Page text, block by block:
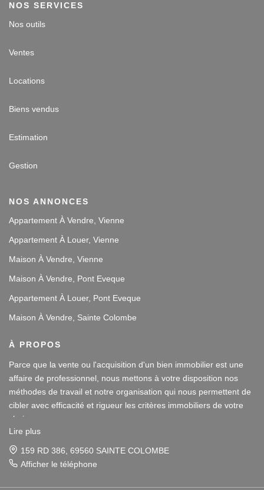
NOS SERVICES
Nos outils
Ventes
Locations
Biens vendus
Estimation
Gestion
NOS ANNONCES
Appartement À Vendre, Vienne
Appartement À Louer, Vienne
Maison À Vendre, Vienne
Maison À Vendre, Pont Eveque
Appartement À Louer, Pont Eveque
Maison À Vendre, Sainte Colombe
À PROPOS
Parce que la vente ou l'acquisition d'un bien immobilier est une
affaire de professionnel, nous mettons à votre disposition nos
méthodes de travail et notre organisation qui nous permettent de
cibler avec efficacité et rigueur les critères immobiliers de votre
choix.
Notre disponibilité et notre écoute au sein de nos agences
immobilières à Vienne et Sainte Colombe les Vienne, au Sud de
et agréable afin que votre investissement reste un plaisir.
Lire plus
159 RD 386, 69560 SAINTE COLOMBE
Afficher le téléphone